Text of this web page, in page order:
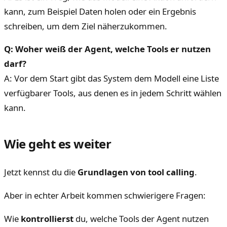
kann, zum Beispiel Daten holen oder ein Ergebnis
schreiben, um dem Ziel näherzukommen.
Q: Woher weiß der Agent, welche Tools er nutzen
darf?
A: Vor dem Start gibt das System dem Modell eine Liste
verfügbarer Tools, aus denen es in jedem Schritt wählen
kann.
Wie geht es weiter
Jetzt kennst du die Grundlagen von tool calling.
Aber in echter Arbeit kommen schwierigere Fragen:
Wie kontrollierst du, welche Tools der Agent nutzen